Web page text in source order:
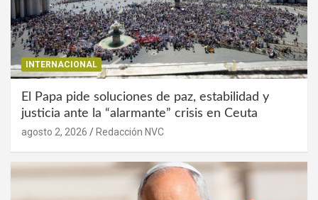
INTERNACIONAL
El Papa pide soluciones de paz, estabilidad y
justicia ante la “alarmante” crisis en Ceuta
agosto 2, 2026 Redacción NVC